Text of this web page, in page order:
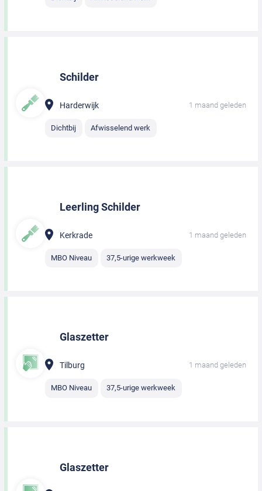
Schilder
Harderwijk 1 maand geleden
Dichtbij Afwisselend werk
Leerling Schilder
Kerkrade 1 maand geleden
MBO Niveau 37,5-urige werkweek
Glaszetter
Tilburg 1 maand geleden
MBO Niveau 37,5-urige werkweek
Glaszetter